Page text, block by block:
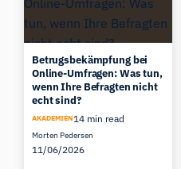
Betrugsbekämpfung bei
Online-Umfragen: Was tun,
wenn Ihre Befragten nicht
echt sind?
AKADEMIEN14 min read
Morten Pedersen
11/06/2026